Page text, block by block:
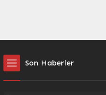
Kültürpark İzmir...
Son Haberler